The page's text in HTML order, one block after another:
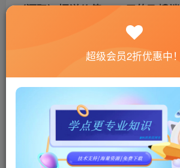
（源码）据说价值8000元的飞蛾端
联网教程： 内附教程
单机教程： 内附教程
不懂的话联系客服！！！
[wm_green]祥瑞很好看[/wm_green]
超级会员2折优惠中！